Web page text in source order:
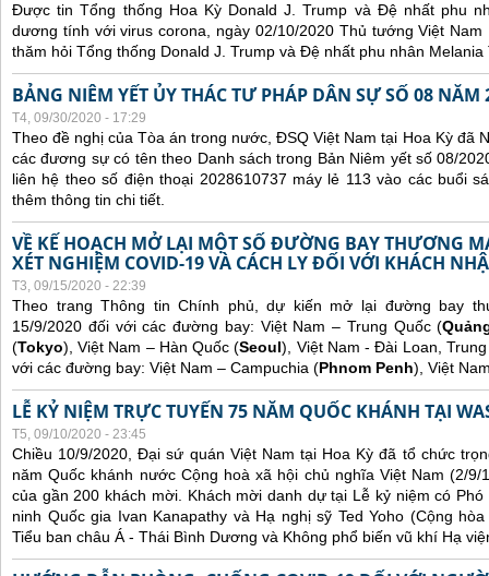
Được tin Tổng thống Hoa Kỳ Donald J. Trump và Đệ nhất phu
dương tính với virus corona, ngày 02/10/2020 Thủ tướng Việt Nam
thăm hỏi Tổng thống Donald J. Trump và Đệ nhất phu nhân Melania
BẢNG NIÊM YẾT ỦY THÁC TƯ PHÁP DÂN SỰ SỐ 08 NĂM
T4, 09/30/2020 - 17:29
Theo đề nghị của Tòa án trong nước, ĐSQ Việt Nam tại Hoa Kỳ đã
các đương sự có tên theo Danh sách trong Bản Niêm yết số 08/
liên hệ theo số điện thoại 2028610737 máy lẻ 113 vào các buổi
thêm thông tin chi tiết.
VỀ KẾ HOẠCH MỞ LẠI MỘT SỐ ĐƯỜNG BAY THƯƠNG
XÉT NGHIỆM COVID-19 VÀ CÁCH LY ĐỐI VỚI KHÁCH
T3, 09/15/2020 - 22:39
Theo trang Thông tin Chính phủ, dự kiến mở lại đường bay
15/9/2020 đối với các đường bay: Việt Nam – Trung Quốc (
(Tokyo), Việt Nam – Hàn Quốc (Seoul), Việt Nam - Đài Loan,
với các đường bay: Việt Nam – Campuchia (Phnom Penh), Việt
LỄ KỶ NIỆM TRỰC TUYẾN 75 NĂM QUỐC KHÁNH TẠI
T5, 09/10/2020 - 23:45
Chiều 10/9/2020, Đại sứ quán Việt Nam tại Hoa Kỳ đã tổ chức
năm Quốc khánh nước Cộng hoà xã hội chủ nghĩa Việt Nam (2/
của gần 200 khách mời. Khách mời danh dự tại Lễ kỷ niệm có
ninh Quốc gia Ivan Kanapathy và Hạ nghị sỹ Ted Yoho (Cộng
Tiểu ban châu Á - Thái Bình Dương và Không phổ biến vũ khí Hạ